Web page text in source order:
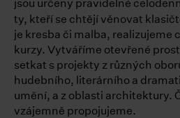
jsou určeny pravidelné
ty, kteří se chtějí věnovat
je kresba či malba, realizujeme
kurzy. Vytváříme otevřené
setkat s projekty z různých
hudebního, literárního a
umění, a z oblasti architektury.
vzájemně propojujeme.